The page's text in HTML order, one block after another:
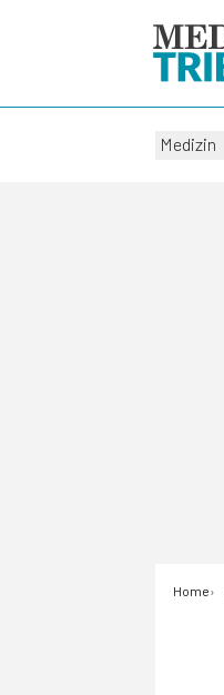
Medizin
Home